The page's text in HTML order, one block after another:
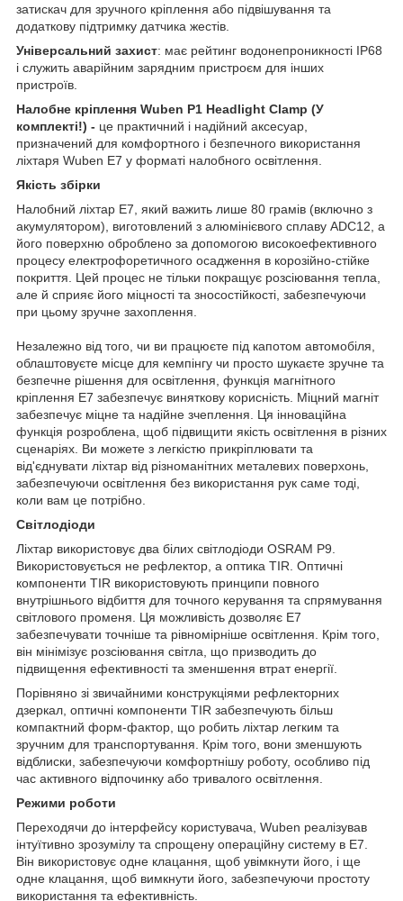
затискач для зручного кріплення або підвішування та
додаткову підтримку датчика жестів.
Універсальний захист: має рейтинг водонепроникності IP68
і служить аварійним зарядним пристроєм для інших
пристроїв.
Налобне кріплення Wuben P1 Headlight Clamp (У
комплекті!) - це практичний і надійний аксесуар,
призначений для комфортного і безпечного використання
ліхтаря Wuben E7 у форматі налобного освітлення.
Якість збірки
Налобний ліхтар E7, який важить лише 80 грамів (включно з
акумулятором), виготовлений з алюмінієвого сплаву ADC12, а
його поверхню оброблено за допомогою високоефективного
процесу електрофоретичного осадження в корозійно-стійке
покриття. Цей процес не тільки покращує розсіювання тепла,
але й сприяє його міцності та зносостійкості, забезпечуючи
при цьому зручне захоплення.
Незалежно від того, чи ви працюєте під капотом автомобіля,
облаштовуєте місце для кемпінгу чи просто шукаєте зручне та
безпечне рішення для освітлення, функція магнітного
кріплення E7 забезпечує виняткову корисність. Міцний магніт
забезпечує міцне та надійне зчеплення. Ця інноваційна
функція розроблена, щоб підвищити якість освітлення в різних
сценаріях. Ви можете з легкістю прикріплювати та
від'єднувати ліхтар від різноманітних металевих поверхонь,
забезпечуючи освітлення без використання рук саме тоді,
коли вам це потрібно.
Світлодіоди
Ліхтар використовує два білих світлодіоди OSRAM P9.
Використовується не рефлектор, а оптика TIR. Оптичні
компоненти TIR використовують принципи повного
внутрішнього відбиття для точного керування та спрямування
світлового променя. Ця можливість дозволяє E7
забезпечувати точніше та рівномірніше освітлення. Крім того,
він мінімізує розсіювання світла, що призводить до
підвищення ефективності та зменшення втрат енергії.
Порівняно зі звичайними конструкціями рефлекторних
дзеркал, оптичні компоненти TIR забезпечують більш
компактний форм-фактор, що робить ліхтар легким та
зручним для транспортування. Крім того, вони зменшують
відблиски, забезпечуючи комфортнішу роботу, особливо під
час активного відпочинку або тривалого освітлення.
Режими роботи
Переходячи до інтерфейсу користувача, Wuben реалізував
інтуїтивно зрозумілу та спрощену операційну систему в E7.
Він використовує одне клацання, щоб увімкнути його, і ще
одне клацання, щоб вимкнути його, забезпечуючи простоту
використання та ефективність.